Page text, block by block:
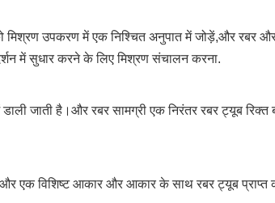
उपकरण में एक निश्चित अनुपात में जोड़ें,और रबर
में सुधार करने के लिए मिश्रण संचालन करना.
जाती है।और रबर सामग्री एक निरंतर रबर ट्यूब
एक विशिष्ट आकार और आकार के साथ रबर ट्यूब